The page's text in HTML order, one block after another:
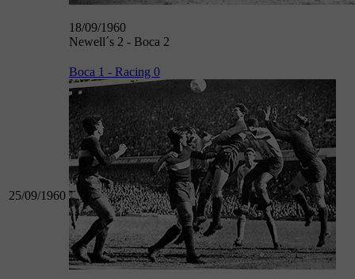
18/09/1960
Newell´s 2 - Boca 2
25/09/1960
Boca 1 - Racing 0